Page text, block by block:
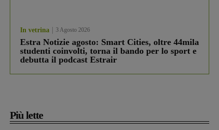
In vetrina 3 Agosto 2026
Estra Notizie agosto: Smart Cities, oltre 44mila
studenti coinvolti, torna il bando per lo sport e
debutta il podcast Estrair
Più lette